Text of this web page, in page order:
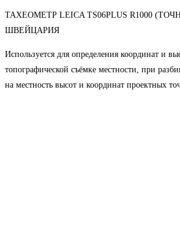
ТАХЕОМЕТР LEICA TS06PLUS R1000
ШВЕЙЦАРИЯ
Используется для определения координат и
топографической съёмке местности, при
на местность высот и координат проектных